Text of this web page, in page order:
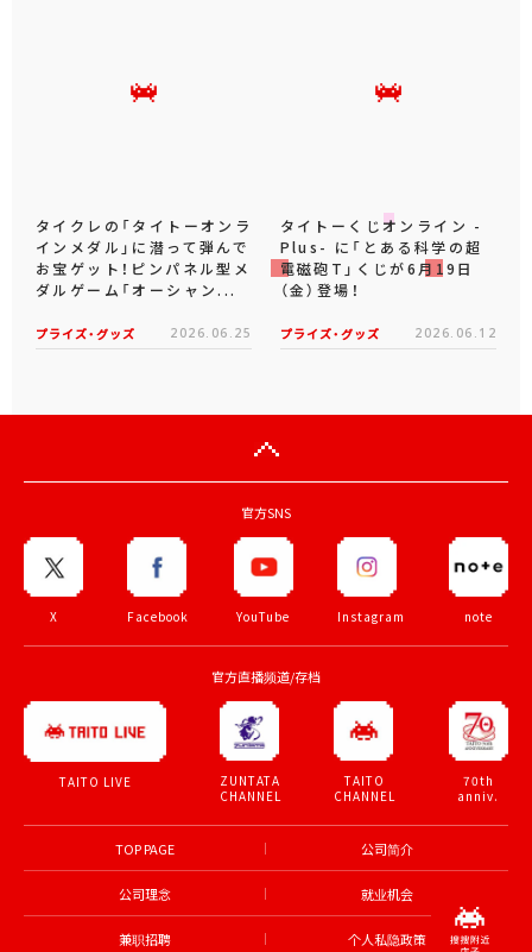
タイクレの「タイトーオンラ
インメダル」に潜って弾んで
お宝ゲット！ピンパネル型メ
ダルゲーム「オーシャン...
プライズ・グッズ 2026.06.25
タイトーくじオンライン -
Plus- に「とある科学の超
電磁砲T」くじが6月19日
（金）登場！
プライズ・グッズ 2026.06.12
官方SNS
X Facebook YouTube Instagram note
官方直播频道/存档
TAITO LIVE
ZUNTATA
CHANNEL
TAITO
CHANNEL
70th
anniv.
TOP PAGE 公司简介
公司理念 就业机会
兼职招聘 个人私隐政策